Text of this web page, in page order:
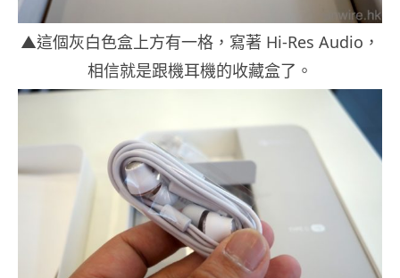
▲這個灰白色盒上方有一格，寫著 Hi-Res Audio，
相信就是跟機耳機的收藏盒了。